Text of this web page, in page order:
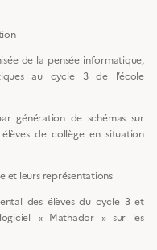
de la pensée informatique,
au cycle 3 de l’école
génération de schémas sur
de collège en situation
et leurs représentations
des élèves du cycle 3 et
« Mathador » sur les